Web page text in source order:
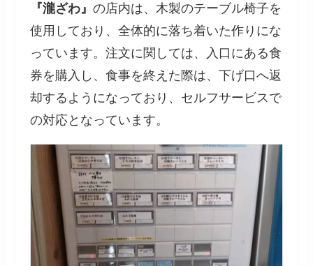
『瀧ざわ』 の店内は、木製のテーブル椅子を
使用しており、全体的に落ち着いた作りにな
っています。注文に関しては、入口にある食
券を購入し、食事を終えた際は、下げ口へ返
却するようになっており、セルフサービスで
の対応となっています。